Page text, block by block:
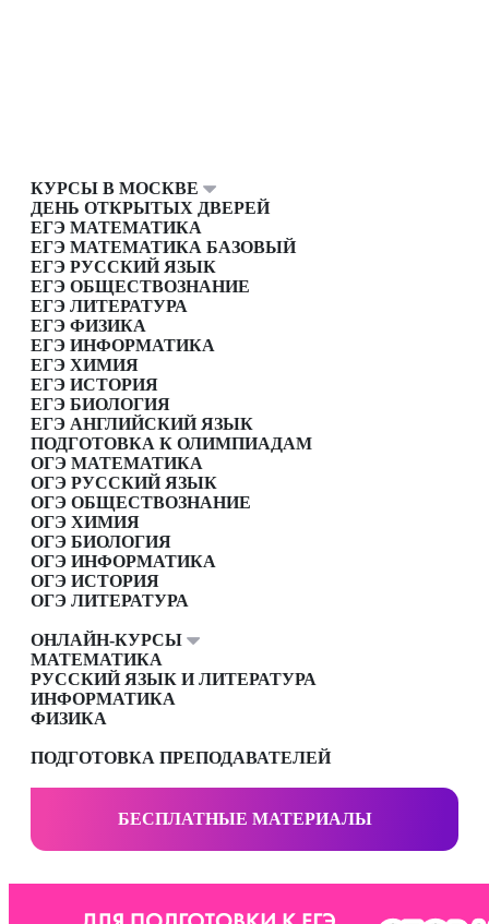
КУРСЫ В МОСКВЕ
ДЕНЬ ОТКРЫТЫХ ДВЕРЕЙ
ЕГЭ МАТЕМАТИКА
ЕГЭ МАТЕМАТИКА БАЗОВЫЙ
ЕГЭ РУССКИЙ ЯЗЫК
ЕГЭ ОБЩЕСТВОЗНАНИЕ
ЕГЭ ЛИТЕРАТУРА
ЕГЭ ФИЗИКА
ЕГЭ ИНФОРМАТИКА
ЕГЭ ХИМИЯ
ЕГЭ ИСТОРИЯ
ЕГЭ БИОЛОГИЯ
ЕГЭ АНГЛИЙСКИЙ ЯЗЫК
ПОДГОТОВКА К ОЛИМПИАДАМ
ОГЭ МАТЕМАТИКА
ОГЭ РУССКИЙ ЯЗЫК
ОГЭ ОБЩЕСТВОЗНАНИЕ
ОГЭ ХИМИЯ
ОГЭ БИОЛОГИЯ
ОГЭ ИНФОРМАТИКА
ОГЭ ИСТОРИЯ
ОГЭ ЛИТЕРАТУРА
ОНЛАЙН-КУРСЫ
МАТЕМАТИКА
РУССКИЙ ЯЗЫК И ЛИТЕРАТУРА
ИНФОРМАТИКА
ФИЗИКА
ПОДГОТОВКА ПРЕПОДАВАТЕЛЕЙ
БЕСПЛАТНЫЕ МАТЕРИАЛЫ